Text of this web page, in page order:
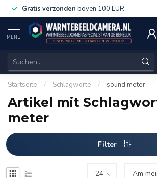
Gratis verzonden boven 100 EUR
MENU
Startseite / Schlagworte / sound meter
Artikel mit
meter
Filter